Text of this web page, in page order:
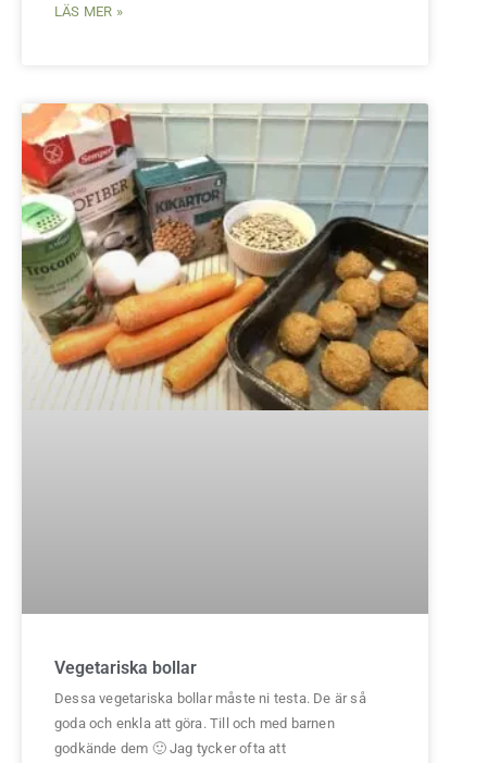
LÄS MER »
Vegetariska bollar
Dessa vegetariska bollar måste ni testa. De är så
goda och enkla att göra. Till och med barnen
godkände dem 🙂 Jag tycker ofta att